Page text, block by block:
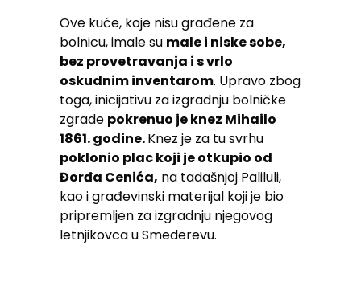
Ove kuće, koje nisu građene za
bolnicu, imale su male i niske sobe,
bez provetravanja i s vrlo
oskudnim inventarom. Upravo zbog
toga, inicijativu za izgradnju bolničke
zgrade pokrenuo je knez Mihailo
1861. godine.Knez je za tu svrhu
poklonio plac koji je otkupio od
Đorđa Cenića, na tadašnjoj Paliluli,
kao i građevinski materijal koji je bio
pripremljen za izgradnju njegovog
letnjikovca u Smederevu.